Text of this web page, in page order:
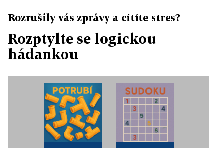
Rozrušily vás zprávy a cítíte stres?
Rozptylte se logickou
hádankou